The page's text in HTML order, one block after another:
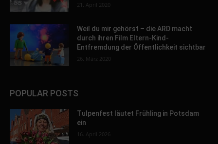
21. April 2020
Weil du mir gehörst – die ARD macht
durch ihren Film Eltern-Kind-
Entfremdung der Öffentlichkeit sichtbar
26. März 2020
POPULAR POSTS
Tulpenfest läutet Frühling in Potsdam
ein
16. April 2026